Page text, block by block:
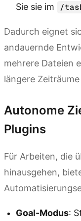
Sie sie im
/
Dadurch eignet
andauernde
mehrere Dateien
längere
Autonome
Plugins
Für Arbeiten, die
hinausgehen,
Goal-Modus: